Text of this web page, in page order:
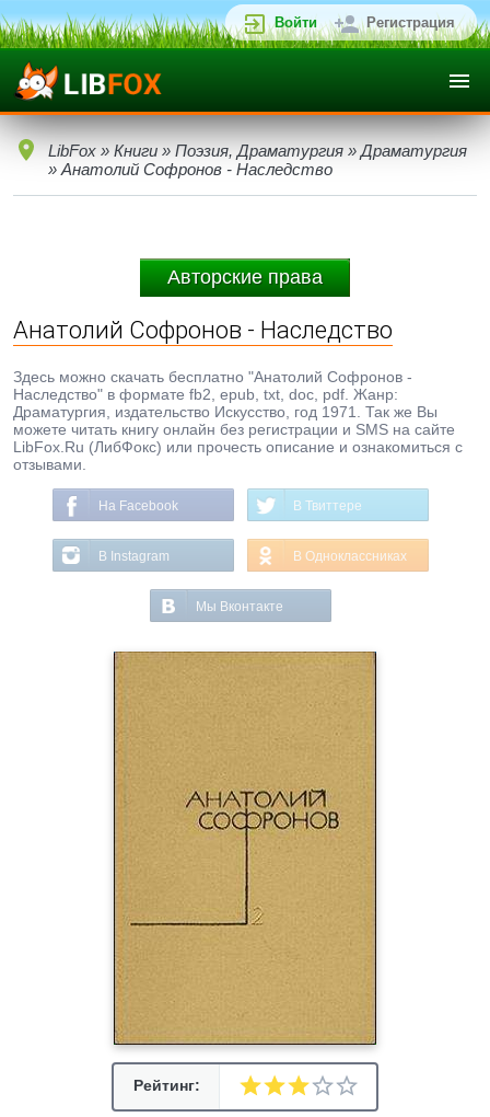
Войти Регистрация
LibFox » Книги » Поэзия, Драматургия » Драматургия
» Анатолий Софронов - Наследство
Авторские права
Анатолий Софронов - Наследство
Здесь можно скачать бесплатно "Анатолий Софронов -
Наследство" в формате fb2, epub, txt, doc, pdf. Жанр:
Драматургия, издательство Искусство, год 1971. Так же Вы
можете читать книгу онлайн без регистрации и SMS на сайте
LibFox.Ru (ЛибФокс) или прочесть описание и ознакомиться с
отзывами.
На Facebook В Твиттере
В Instagram В Одноклассниках
Мы Вконтакте
Рейтинг: